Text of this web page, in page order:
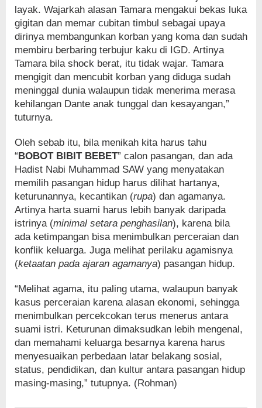
layak. Wajarkah alasan Tamara mengakui bekas luka
gigitan dan memar cubitan timbul sebagai upaya
dirinya membangunkan korban yang koma dan sudah
membiru berbaring terbujur kaku di IGD. Artinya
Tamara bila shock berat, itu tidak wajar. Tamara
mengigit dan mencubit korban yang diduga sudah
meninggal dunia walaupun tidak menerima merasa
kehilangan Dante anak tunggal dan kesayangan,”
tuturnya.
Oleh sebab itu, bila menikah kita harus tahu
“BOBOT BIBIT BEBET” calon pasangan, dan ada
Hadist Nabi Muhammad SAW yang menyatakan
memilih pasangan hidup harus dilihat hartanya,
keturunannya, kecantikan (rupa) dan agamanya.
Artinya harta suami harus lebih banyak daripada
istrinya (minimal setara penghasilan), karena bila
ada ketimpangan bisa menimbulkan perceraian dan
konflik keluarga. Juga melihat perilaku agamisnya
(ketaatan pada ajaran agamanya) pasangan hidup.
“Melihat agama, itu paling utama, walaupun banyak
kasus perceraian karena alasan ekonomi, sehingga
menimbulkan percekcokan terus menerus antara
suami istri. Keturunan dimaksudkan lebih mengenal,
dan memahami keluarga besarnya karena harus
menyesuaikan perbedaan latar belakang sosial,
status, pendidikan, dan kultur antara pasangan hidup
masing-masing,” tutupnya. (Rohman)